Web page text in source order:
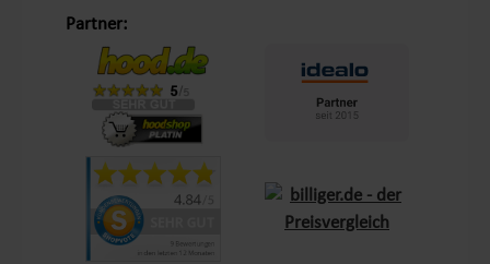
Mit dem Leitsatz „Schöner Leben in Haus und Garten“ ist es
unser Ziel, das Einkaufserlebnis unserer Kunden in Europa so
angenehm wie möglich zu gestalten. Durch unsere
EigenmarkenLemodo
genau auf die Bedürfnisse unserer Kunden abgestimmt sind.
Diese Marken stehen für Qualität und Funktionalität und
lassen keine Wünsche offen – sei es im Bereich Terrasse,
Outdoor oder Living.
Partner: